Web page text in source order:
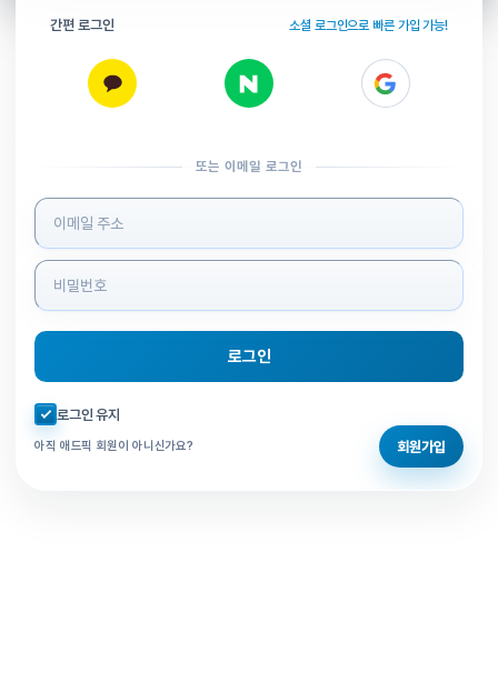
간편 로그인 소셜 로그인으로 빠른 가입 가능!
또는 이메일 로그인
로그인 정보 입력
로그인
자동로그인 체크
로그인 유지
아직 애드픽 회원이 아니신가요? 회원가입